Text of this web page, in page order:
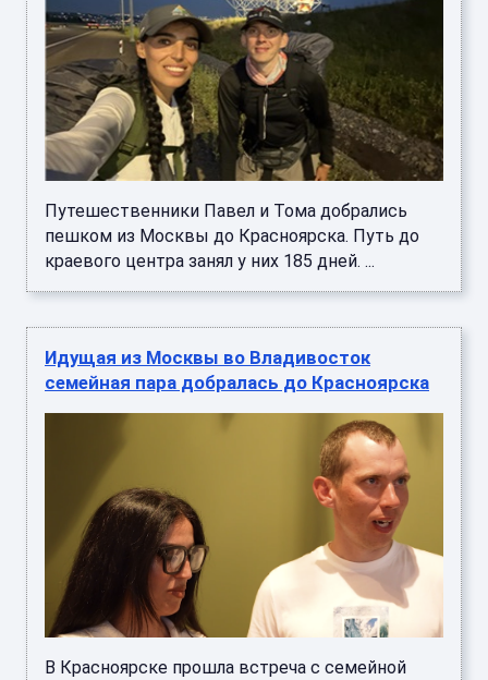
Путешественники Павел и Тома добрались
пешком из Москвы до Красноярска. Путь до
краевого центра занял у них 185 дней. ...
Идущая из Москвы во Владивосток
семейная пара добралась до Красноярска
В Красноярске прошла встреча с семейной